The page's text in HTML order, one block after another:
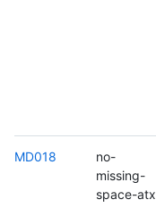
MD018
no-
missing-
space-atx